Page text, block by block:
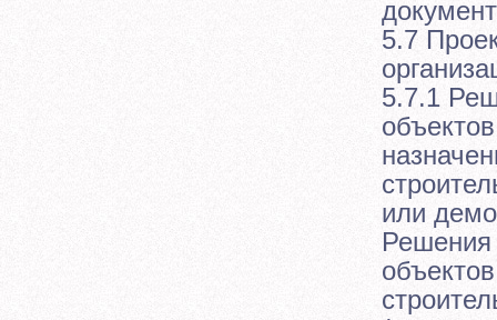
5.7
5.7.1
или
Решения